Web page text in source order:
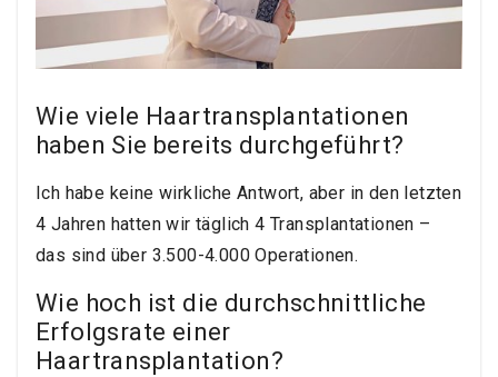
Wie viele Haartransplantationen
haben Sie bereits durchgeführt?
Ich habe keine wirkliche Antwort, aber in den letzten
4 Jahren hatten wir täglich 4 Transplantationen –
das sind über 3.500-4.000 Operationen.
Wie hoch ist die durchschnittliche
Erfolgsrate einer
Haartransplantation?